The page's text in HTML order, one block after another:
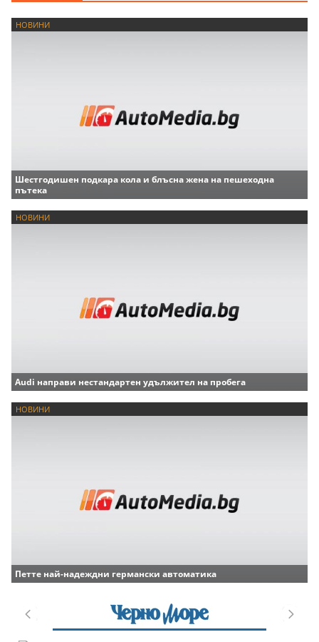
НОВИНИ
Шестгодишен подкара кола и блъсна жена на пешеходна
пътека
НОВИНИ
Audi направи нестандартен удължител на пробега
НОВИНИ
Петте най-надеждни германски автоматика